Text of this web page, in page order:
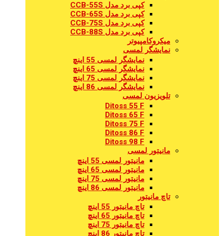
کپی برد مدل CCB-55S
کپی برد مدل CCB-65S
کپی برد مدل CCB-75S
کپی برد مدل CCB-88S
میکروکامپیوتر
نمایشگر لمسی
نمایشگر لمسی 55 اینچ
نمایشگر لمسی 65 اینچ
نمایشگر لمسی 75 اینچ
نمایشگر لمسی 86 اینچ
تلویزیون لمسی
Ditoss 55 F
Ditoss 65 F
Ditoss 75 F
Ditoss 86 F
Ditoss 98 F
مانیتور لمسی
مانیتور لمسی 55 اینچ
مانیتور لمسی 65 اینچ
مانیتور لمسی 75 اینچ
مانیتور لمسی 86 اینچ
تاچ مانیتور
تاچ مانیتور 55 اینچ
تاچ مانیتور 65 اینچ
تاچ مانیتور 75 اینچ
تاچ مانیتور 86 اینچ